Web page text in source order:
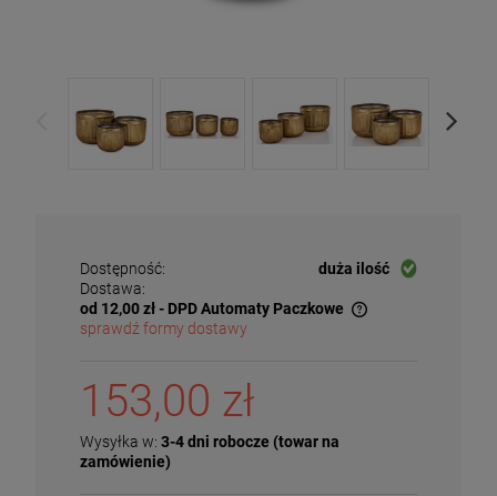
Dostępność:
duża ilość
Dostawa:
od 12,00 zł- DPD Automaty Paczkowe
Cena nie zawiera ewentualnych kosztów płatności
sprawdź formy dostawy
153,00 zł
Wysyłka w: 3-4 dni robocze (towar na
zamówienie)